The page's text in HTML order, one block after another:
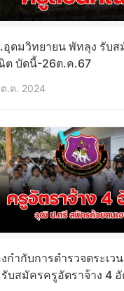
อุดมวิทยายน พัทลุง รับ
ต บัดนี้-26ต.ค.67
ต.ค. 2024
กำกับการตำรวจตระเว
รับสมัครครูอัตราจ้าง 4